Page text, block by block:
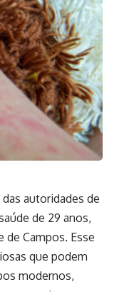
autoridades de
de 29 anos,
Campos. Esse
que podem
modernos,